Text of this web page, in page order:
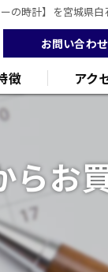
ーの時計】を宮城県
お問い合わせ
徴 アク
らお